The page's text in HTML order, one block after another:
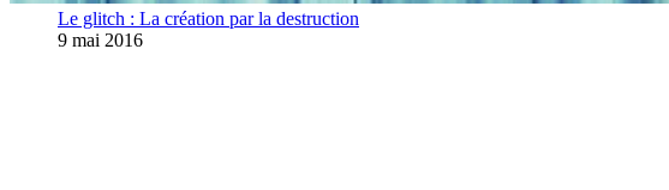
Le glitch : La création par la destruction
9 mai 2016